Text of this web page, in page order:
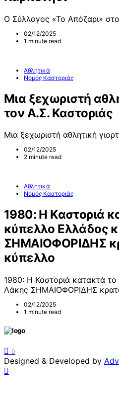
Ο Σύλλογος «Το Απόζαρι»
02/12/2025
1 minute read
Αθλητικά
Νομός Καστοριάς
Μια ξεχωριστή
τον Α.Σ. Καστοριάς
Μια ξεχωριστή αθλητική
02/12/2025
2 minute read
Αθλητικά
Νομός Καστοριάς
1980: Η Καστοριά
κύπελλο Ελλάδος
ΣΗΜΑΙΟΦΟΡΙΔΗΣ
κύπελλο
1980: Η Καστοριά κατακτά
Λάκης ΣΗΜΑΙΟΦΟΡΙΔΗΣ
02/12/2025
1 minute read
0
Designed & Developed by